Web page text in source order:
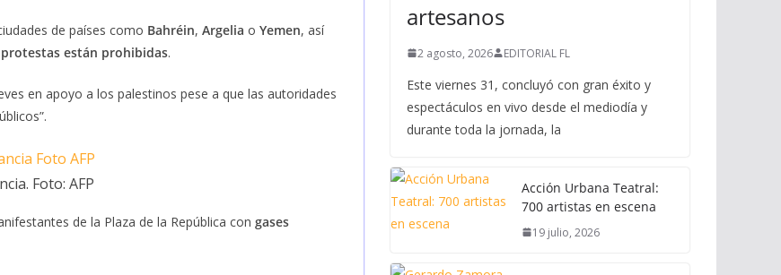
de países como Bahréin, Argelia o Yemen, así
están prohibidas.
en apoyo a los palestinos pese a que las autoridades
Foto: AFP
de la Plaza de la República con gases
artesanos
2 agosto, 2026 EDITORIAL FL
Este viernes 31, concluyó con gran éxito y
espectáculos en vivo desde el mediodía y
durante toda la jornada, la
Acción Urbana Teatral:
700 artistas en escena
19 julio, 2026